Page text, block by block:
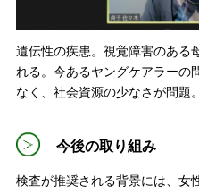
遺伝性の疾患。視覚障害のある
れる。今あるヤングケアラーの
なく、社会資源の少なさが問題。
今後の取り組み
検査が推奨される背景には、女